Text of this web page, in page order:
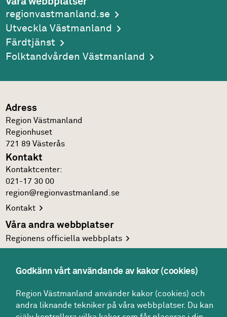
Våra webbplatser
regionvastmanland.se
Utveckla Västmanland
Färdtjänst
Folktandvården Västmanland
Adress
Region Västmanland
Regionhuset
721 89 Västerås
Kontakt
Kontakt­center:
021-17 30 00
region@regionvastmanland.se
Kontakt
Våra andra webbplatser
Regionens officiellawebbplats
Följ oss
LinkedIn
Godkänn vårt användande av kakor (cookies)
Region Västmanland använder kakor (cookies) och
andra liknande tekniker på våra webbplatser. Du kan